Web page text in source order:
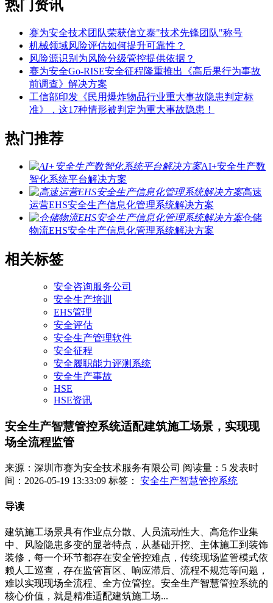
热门资讯
赛为安全技术团队荣获信立泰"技术先锋团队"称号
机械领域风险评估如何提升可靠性？
风险源识别为风险分级管控提供依据？
赛为安全Go-RISE安全征程隆重推出《高后果行为事故
前调查》解决方案
工信部印发《民用爆炸物品行业重大事故隐患判定标
准》，这17种情形被判定为重大事故隐患！
热门推荐
AI+安全生产数
智化系统平台解决方案
高速
运营EHS安全生产信息化管理系统解决方案
仓储
物流EHS安全生产信息化管理系统解决方案
相关标签
安全咨询服务公司
安全生产培训
EHS管理
安全评估
安全生产管理软件
安全征程
安全履职能力评测系统
安全生产事故
HSE
HSE资讯
安全生产智慧管控系统适配建筑施工场景，实现现
场全流程监管
来源：深圳市赛为安全技术服务有限公司 阅读量：5 发表时
间：2026-05-19 13:33:09 标签： 安全生产智慧管控系统
导读
建筑施工场景具有作业点分散、人员流动性大、高危作业集
中、风险隐患多变的显著特点，从基础开挖、主体施工到装饰
装修，每一个环节都存在安全管控难点，传统现场监管模式依
赖人工巡查，存在监管盲区、响应滞后、流程不规范等问题，
难以实现现场全流程、全方位管控。安全生产智慧管控系统的
核心价值，就是精准适配建筑施工场...